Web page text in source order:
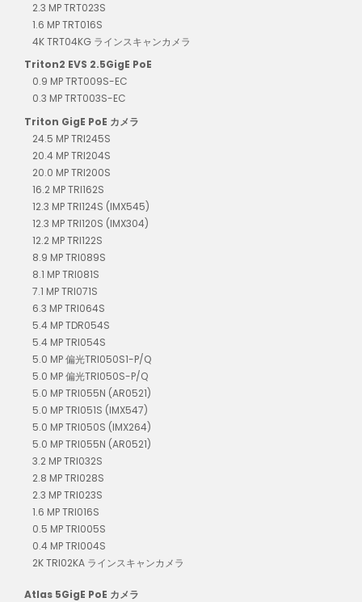
2.3 MP TRT023S
1.6 MP TRT016S
4K TRT04KG ラインスキャンカメラ
Triton2 EVS 2.5GigE PoE
0.9 MP TRT009S-EC
0.3 MP TRT003S-EC
Triton GigE PoE カメラ
24.5 MP TRI245S
20.4 MP TRI204S
20.0 MP TRI200S
16.2 MP TRI162S
12.3 MP TRI124S (IMX545)
12.3 MP TRI120S (IMX304)
12.2 MP TRI122S
8.9 MP TRI089S
8.1 MP TRI081S
7.1 MP TRI071S
6.3 MP TRI064S
5.4 MP TDR054S
5.4 MP TRI054S
5.0 MP 偏光TRI050S1-P/Q
5.0 MP 偏光TRI050S-P/Q
5.0 MP TRI055N (AR0521)
5.0 MP TRI051S (IMX547)
5.0 MP TRI050S (IMX264)
5.0 MP TRI055N (AR0521)
3.2 MP TRI032S
2.8 MP TRI028S
2.3 MP TRI023S
1.6 MP TRI016S
0.5 MP TRI005S
0.4 MP TRI004S
2K TRI02KA ラインスキャンカメラ
Atlas 5GigE PoE カメラ